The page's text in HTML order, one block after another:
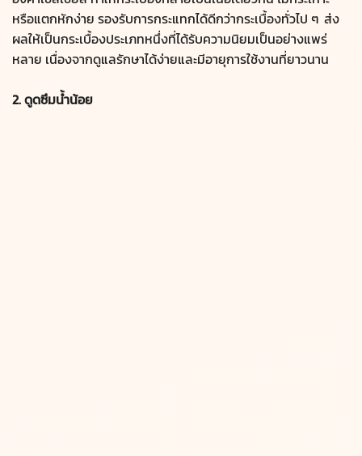
หรือแตกหักง่าย รองรับการกระแทกได้ดีกว่ากระเบื้องทั่วไป ๆ ส่ง
ผลให้เป็นกระเบื้องประเภทหนึ่งที่ได้รับความนิยมเป็นอย่างแพร่
หลาย เนื่องจากดูแลรักษาได้ง่ายและมีอายุการใช้งานที่ยาวนาน
2. ดูดซึมน้ำน้อย